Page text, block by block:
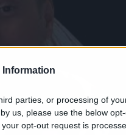
Information
parties, or processing of
us, please use the below
opt-out request is